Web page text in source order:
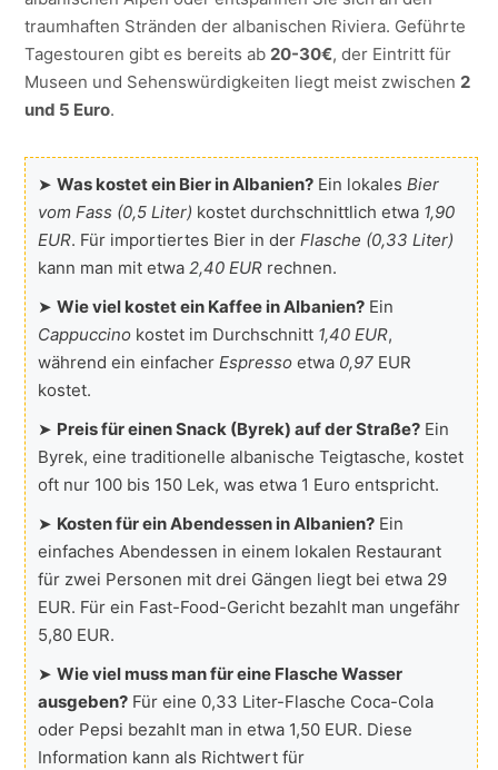
traumhaften Stränden der albanischen Riviera. Geführte
Tagestouren gibt es bereits ab 20-30€, der Eintritt für
Museen und Sehenswürdigkeiten liegt meist zwischen 2
und 5 Euro.
➤Was kostet ein Bier in Albanien? Ein lokalesBier
vom Fass (0,5 Liter) kostet durchschnittlich etwa 1,90
EUR. Für importiertes Bier in derFlasche (0,33 Liter)
kann man mit etwa 2,40 EUR rechnen.
➤Wie viel kostet ein Kaffee in Albanien? Ein
Cappuccino kostet im Durchschnitt 1,40 EUR,
während ein einfacherEspresso etwa 0,97 EUR
kostet.
➤ Preis für einen Snack (Byrek) auf der Straße? Ein
Byrek, eine traditionelle albanische Teigtasche, kostet
oft nur 100 bis 150 Lek, was etwa 1 Euro entspricht.
➤ Kosten für ein Abendessen in Albanien? Ein
einfaches Abendessen in einem lokalen Restaurant
für zwei Personen mit drei Gängen liegt bei etwa 29
EUR. Für ein Fast-Food-Gericht bezahlt man ungefähr
5,80 EUR.
➤Wie viel muss man für eine Flasche Wasser
ausgeben? Für eine 0,33 Liter-Flasche Coca-Cola
oder Pepsi bezahlt man in etwa 1,50 EUR. Diese
Information kann als Richtwert für